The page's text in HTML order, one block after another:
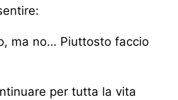
ma no… Piuttosto faccio
per tutta la vita